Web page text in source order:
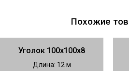
Похожие
Уголок 100х100х8
Длина: 12 м